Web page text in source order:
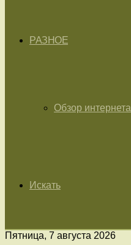
РАЗНОЕ
Обзор интернета
Искать
Пятница, 7 августа 2026